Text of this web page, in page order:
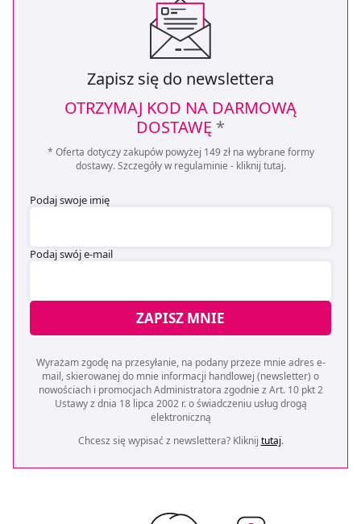
Zapisz się do newslettera
OTRZYMAJ KOD NA DARMOWĄ
DOSTAWĘ *
* Oferta dotyczy zakupów powyżej 149 zł na wybrane formy
dostawy. Szczegóły w regulaminie - kliknij tutaj.
Podaj swoje imię
Podaj swój e-mail
ZAPISZ MNIE
Wyrażam zgodę na przesyłanie, na podany przeze mnie adres e-
mail, skierowanej do mnie informacji handlowej (newsletter) o
nowościach i promocjach Administratora zgodnie z Art. 10 pkt 2
Ustawy z dnia 18 lipca 2002 r. o świadczeniu usług drogą
elektroniczną
Chcesz się wypisać z newslettera? Kliknij tutaj.